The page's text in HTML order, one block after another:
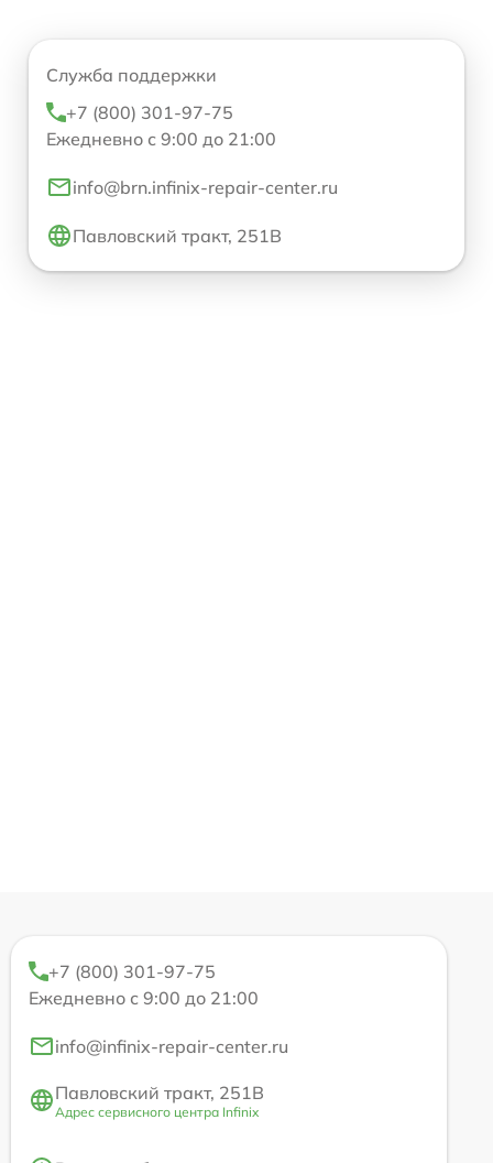
Служба поддержки
+7 (800) 301-97-75
Ежедневно с 9:00 до 21:00
info@brn.infinix-repair-center.ru
Павловский тракт, 251В
+7 (800) 301-97-75
Ежедневно с 9:00 до 21:00
info@infinix-repair-center.ru
Павловский тракт, 251В
Адрес сервисного центра Infinix